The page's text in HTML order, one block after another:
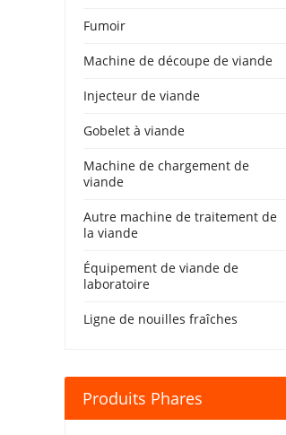
Fumoir
Machine de découpe de viande
Injecteur de viande
Gobelet à viande
Machine de chargement de
viande
Autre machine de traitement de
la viande
Équipement de viande de
laboratoire
Ligne de nouilles fraîches
Produits Phares